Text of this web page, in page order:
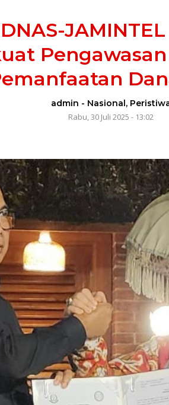
admin - Nasional,
Rabu, 30 Juli 2025 - 13:02